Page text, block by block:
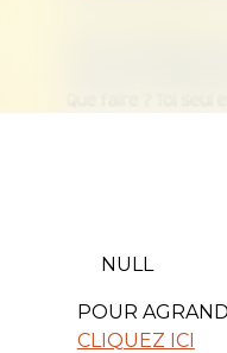
NULL
POUR
CLIQUEZ ICI